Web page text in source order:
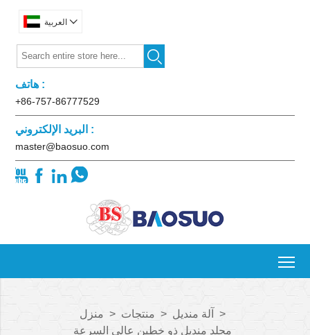
العربية 

هاتف :
+86-757-86777529
البريد الإلكتروني :
master@baosuo.com
   
منزل > منتجات > آلة منديل
>
مجلد منديل ذو خطين عالي السرعة